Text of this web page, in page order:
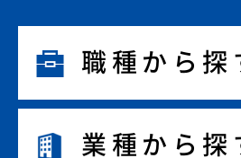
職種から探
業種から探